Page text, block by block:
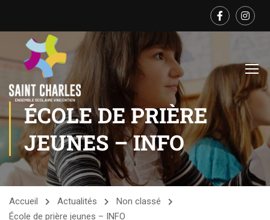
ÉCOLE DE PRIÈRE
JEUNES – INFO
Accueil Actualités
Non classé
École de prière jeunes – INFO